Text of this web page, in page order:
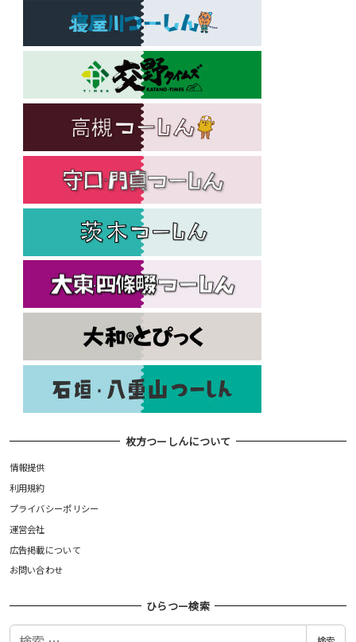
枚方つーしんについて
情報提供
利用規約
プライバシーポリシー
運営会社
広告掲載について
お問い合わせ
ひらつー検索
検